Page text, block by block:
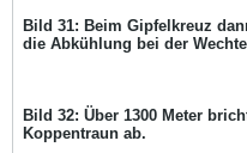
Bild 31: Beim Gipfelkreuz
die Abkühlung bei der
Bild 32: Über 1300 Meter
Koppentraun ab.